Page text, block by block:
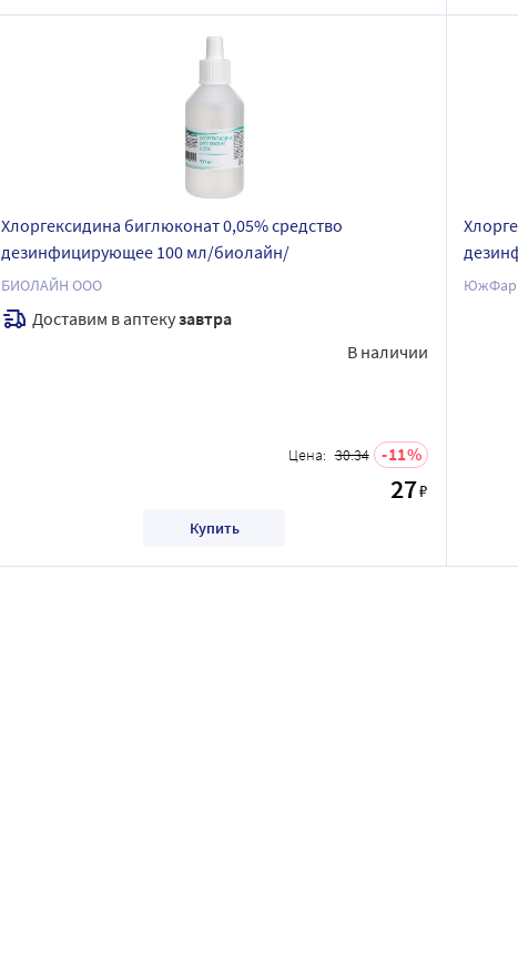
Хлоргексидина биглюконат 0,05% средство
дезинфицирующее 100 мл/биолайн/
БИОЛАЙН ООО
Доставим в аптекузавтра
В наличии
Цена: 30.34 11
27₽
Купить